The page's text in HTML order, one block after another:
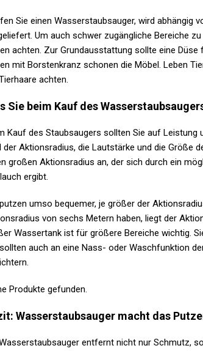
Sie einen Wasserstaubsauger, wird abhängig
Um auch schwer zugängliche Bereiche
achten. Zur Grundausstattung sollte eine
mit Borstenkranz schonen die Möbel. Leben
achten.
Sie beim Kauf des
Kauf des Staubsaugers sollten Sie auf Leistung
der Aktionsradius, die Lautstärke und die Größe
großen Aktionsradius an, der sich durch ein
ergibt.
umso bequemer, je größer der
von sechs Metern haben, liegt der
Wassertank ist für größere Bereiche wichtig.
auch an eine Nass- oder Waschfunktion
Produkte gefunden.
Wasserstaubsauger macht das
entfernt nicht nur Schmutz,